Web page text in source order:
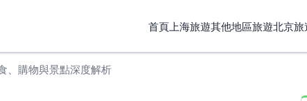
首頁 上海旅遊其他地區旅遊北京旅
、購物與景點深度解析